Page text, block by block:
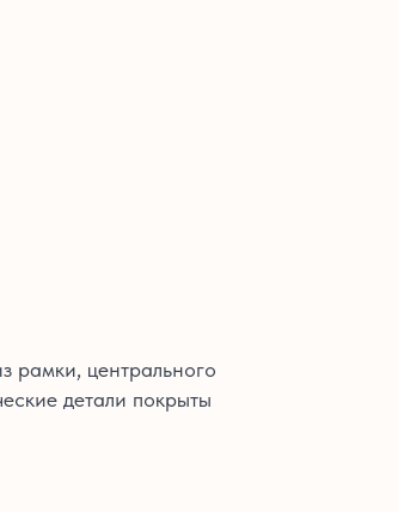
рамки, центрального
детали покрыты